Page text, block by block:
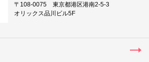
〒108-0075 東京都港区港南2-5-3
オリックス品川ビル5F